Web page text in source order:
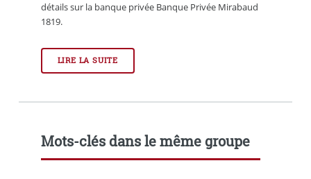
détails sur la banque privée Banque Privée Mirabaud
1819.
LIRE LA SUITE
Mots-clés dans le même groupe